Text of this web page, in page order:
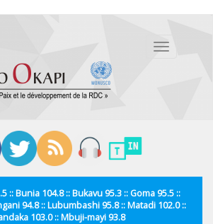
Toggle
:: Bunia 104.8 :: Bukavu 95.3 :: Goma 95.5 ::
94.8 :: Lubumbashi 95.8 :: Matadi 102.0 ::
103.0 :: Mbuji-mayi 93.8